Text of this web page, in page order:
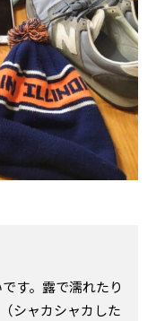
す。露で濡れたり
シャカシャカした